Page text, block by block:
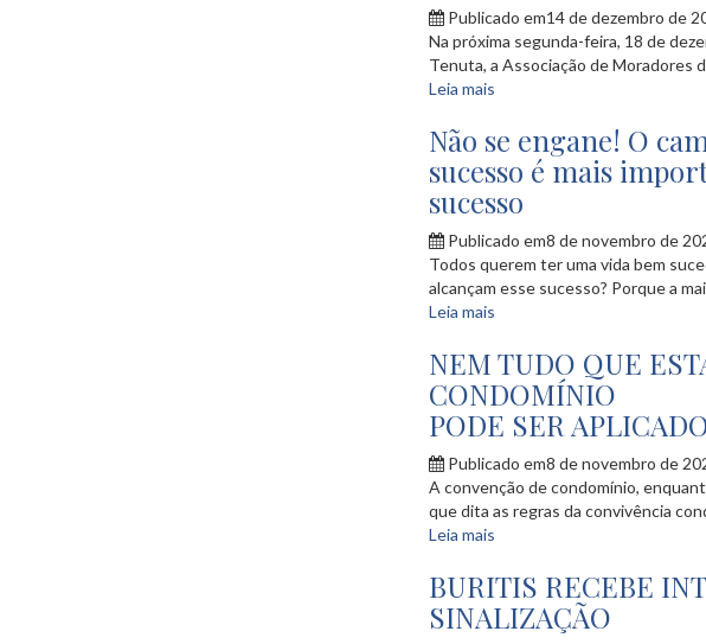
Publicado em14 de dezembro de
Na próxima segunda-feira, 18 de
Tenuta, a Associação de Moradores
Leia mais
Não se engane! O
sucesso é mais
sucesso
Publicado em8 de novembro de
Todos querem ter uma vida bem
alcançam esse sucesso? Porque a
Leia mais
NEM TUDO QUE
CONDOMÍNIO
PODE SER
Publicado em8 de novembro de
A convenção de condomínio,
que dita as regras da convivência
Leia mais
BURITIS RECEBE
SINALIZAÇÃO